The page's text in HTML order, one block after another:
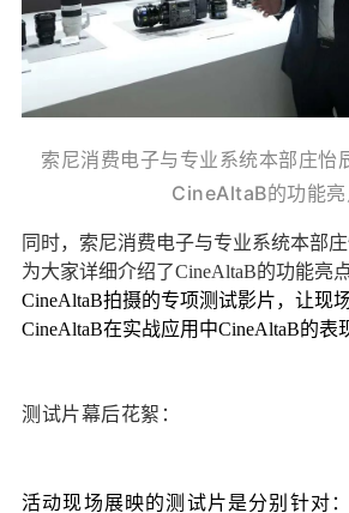
索尼消费电子与专业系统本部庄怡
CineAltaB的功能亮
同时，索尼消费电子与专业系统本部
为大家详细介绍了CineAltaB的功能亮
CineAltaB拍摄的专项测试影片，让现
CineAltaB在实战应用中CineAltaB的表
测试片幕后花絮：
活动现场展映的测试片是分别针对